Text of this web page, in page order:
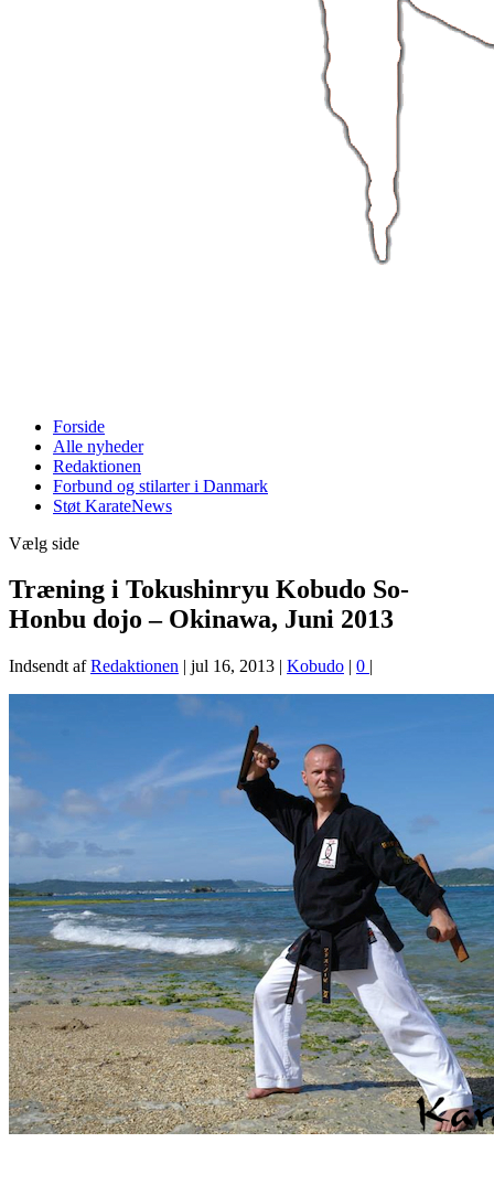
Forside
Alle nyheder
Redaktionen
Forbund og stilarter i Danmark
Støt KarateNews
Vælg side
Træning i Tokushinryu Kobudo So-
Honbu dojo – Okinawa, Juni 2013
Indsendt afRedaktionen | jul 16, 2013 | Kobudo | 0 |